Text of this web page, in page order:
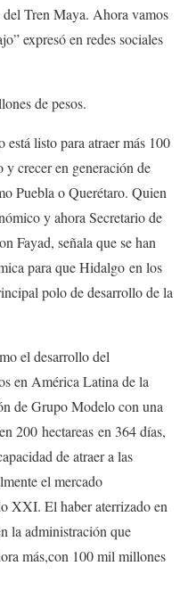
del Tren Maya. Ahora vamos
expresó en redes sociales
de pesos.
listo para atraer más 100
y crecer en generación de
Puebla o Querétaro. Quien
y ahora Secretario de
Fayad, señala que se han
para que Hidalgo en los
polo de desarrollo de la
el desarrollo del
en América Latina de la
de Grupo Modelo con una
200 hectareas en 364 días,
de atraer a las
el mercado
XXI. El haber aterrizado en
la administración que
más,con 100 mil millones